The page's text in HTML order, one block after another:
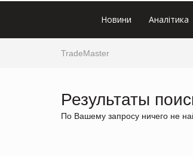
Новини Аналітика
TradeMaster
Результаты
По Вашему запросу ничего не